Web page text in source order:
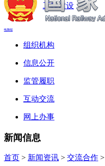
工程建设
电脑端
组织机构
信息公开
监管履职
互动交流
网上办事
新闻信息
首页 > 新闻资讯 > 交流合作 >